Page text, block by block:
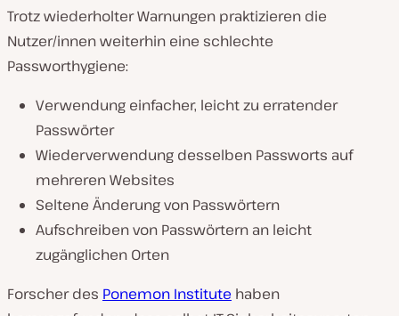
Trotz wiederholter Warnungen praktizieren die
Nutzer/innen weiterhin eine schlechte
Passworthygiene:
Verwendung einfacher, leicht zu erratender
Passwörter
Wiederverwendung desselben Passworts auf
mehreren Websites
Seltene Änderung von Passwörtern
Aufschreiben von Passwörtern an leicht
zugänglichen Orten
Forscher des Ponemon Institute haben